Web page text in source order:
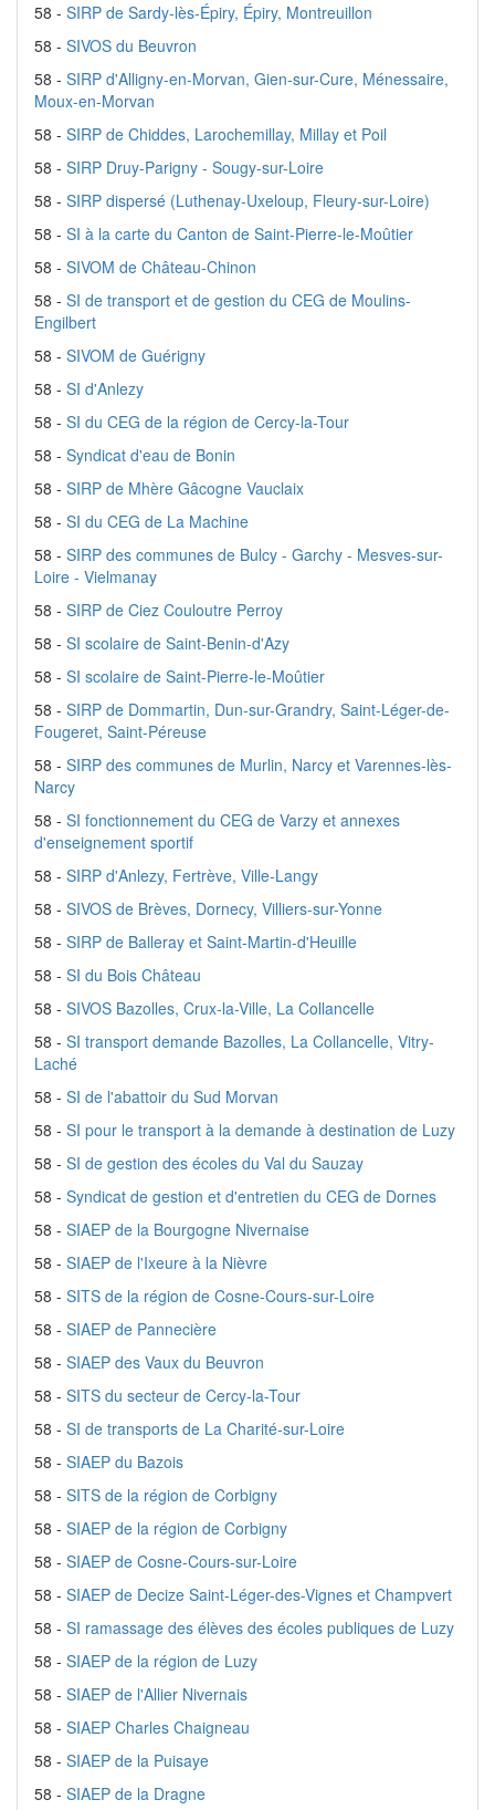
58 - SIRP de Sardy-lès-Épiry, Épiry, Montreuillon
58 - SIVOS du Beuvron
58 - SIRP d'Alligny-en-Morvan, Gien-sur-Cure, Ménessaire,
Moux-en-Morvan
58 - SIRP de Chiddes, Larochemillay, Millay et Poil
58 - SIRP Druy-Parigny - Sougy-sur-Loire
58 - SIRP dispersé (Luthenay-Uxeloup, Fleury-sur-Loire)
58 - SI à la carte du Canton de Saint-Pierre-le-Moûtier
58 - SIVOM de Château-Chinon
58 - SI de transport et de gestion du CEG de Moulins-
Engilbert
58 - SIVOM de Guérigny
58 - SI d'Anlezy
58 - SI du CEG de la région de Cercy-la-Tour
58 - Syndicat d'eau de Bonin
58 - SIRP de Mhère Gâcogne Vauclaix
58 - SI du CEG de La Machine
58 - SIRP des communes de Bulcy - Garchy - Mesves-sur-
Loire - Vielmanay
58 - SIRP de Ciez Couloutre Perroy
58 - SI scolaire de Saint-Benin-d'Azy
58 - SI scolaire de Saint-Pierre-le-Moûtier
58 - SIRP de Dommartin, Dun-sur-Grandry, Saint-Léger-de-
Fougeret, Saint-Péreuse
58 - SIRP des communes de Murlin, Narcy et Varennes-lès-
Narcy
58 - SI fonctionnement du CEG de Varzy et annexes
d'enseignement sportif
58 - SIRP d'Anlezy, Fertrève, Ville-Langy
58 - SIVOS de Brèves, Dornecy, Villiers-sur-Yonne
58 - SIRP de Balleray et Saint-Martin-d'Heuille
58 - SI du Bois Château
58 - SIVOS Bazolles, Crux-la-Ville, La Collancelle
58 - SI transport demande Bazolles, La Collancelle, Vitry-
Laché
58 - SI de l'abattoir du Sud Morvan
58 - SI pour le transport à la demande à destination de Luzy
58 - SI de gestion des écoles du Val du Sauzay
58 - Syndicat de gestion et d'entretien du CEG de Dornes
58 - SIAEP de la Bourgogne Nivernaise
58 - SIAEP de l'Ixeure à la Nièvre
58 - SITS de la région de Cosne-Cours-sur-Loire
58 - SIAEP de Pannecière
58 - SIAEP des Vaux du Beuvron
58 - SITS du secteur de Cercy-la-Tour
58 - SI de transports de La Charité-sur-Loire
58 - SIAEP du Bazois
58 - SITS de la région de Corbigny
58 - SIAEP de la région de Corbigny
58 - SIAEP de Cosne-Cours-sur-Loire
58 - SIAEP de Decize Saint-Léger-des-Vignes et Champvert
58 - SI ramassage des élèves des écoles publiques de Luzy
58 - SIAEP de la région de Luzy
58 - SIAEP de l'Allier Nivernais
58 - SIAEP Charles Chaigneau
58 - SIAEP de la Puisaye
58 - SIAEP de la Dragne